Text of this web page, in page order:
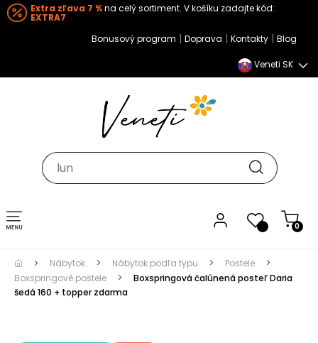
Extra zľava 7 %na celý sortiment. V košíku zadajte kód:
EXTRA7
Bonusový program | Doprava | Kontakty | Blog
Veneti SK
0
Toggle navigation
Nábytok Nábytok podľa typu
Postele
Boxspringové postele
Boxspringová čalúnená posteľ Daria
šedá 160 + topper zdarma